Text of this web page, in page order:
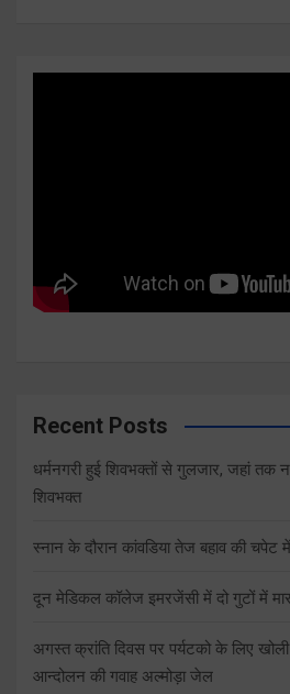
Recent Posts
धर्मनगरी हुई शिवभक्तों से गुलजार, जहां तक
शिवभक्त
स्नान के दौरान कांवडिया तेज बहाव की चपेट
दून मेडिकल कॉलेज इमरजेंसी में दो गुटों में
अगस्त क्रांति दिवस पर पर्यटको के लिए
आन्दोलन की गवाह अल्मोड़ा जेल